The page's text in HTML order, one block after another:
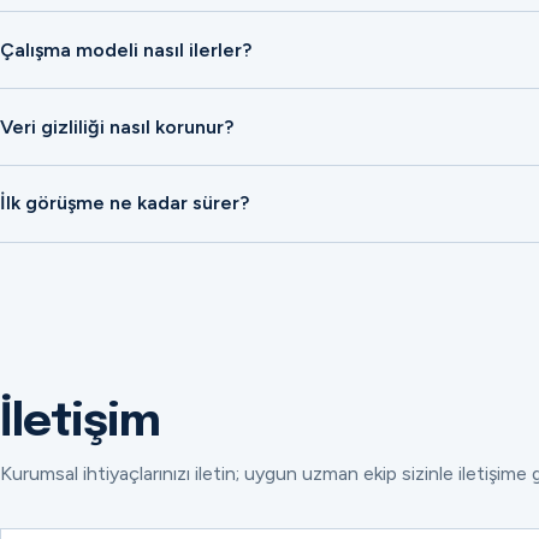
Çalışma modeli nasıl ilerler?
Veri gizliliği nasıl korunur?
İlk görüşme ne kadar sürer?
İletişim
Kurumsal ihtiyaçlarınızı iletin; uygun uzman ekip sizinle iletişime